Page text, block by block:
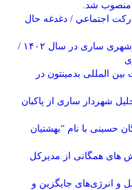
منصوب شد.
اجتماعي / دغدغه حال
پخش ۲۰ هزار تن آسفالت در معابرشهری ساری در سال ۱۴۰۲ /
المللی بدمینتون در
شهردار ساری از پاکبان
حسینی با نام “بهشتیان
های همگانی از مدیرکل
و انرژی‌های جایگزین و